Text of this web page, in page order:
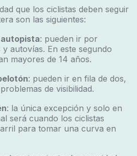
que los ciclistas deben seguir
son las siguientes:
: pueden ir por
autovías. En este segundo
mayores de 14 años.
: pueden ir en fila de dos,
de visibilidad.
: la única excepción y solo en
será cuando los ciclistas
para tomar una curva en